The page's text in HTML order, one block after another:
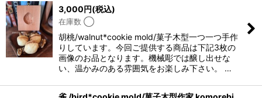
3,000円(税込)
在庫数 ◯
胡桃/walnut*cookie mold/菓子木型一つ一つ手作
りしています。今回ご提供する商品は下記3枚の
画像のお品となります。機械彫では醸し出せな
い、温かみのある雰囲気をお楽しみ下さい。 …